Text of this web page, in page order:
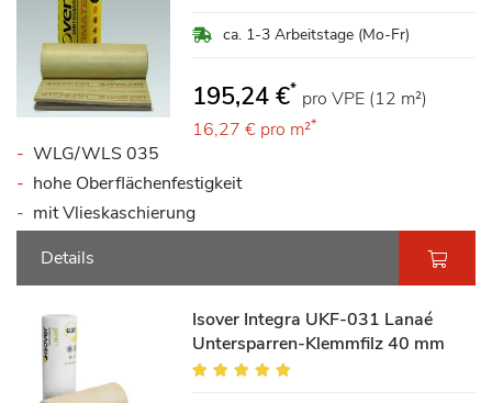
ca. 1-3 Arbeitstage (Mo-Fr)
195,24 €* pro VPE (12 m²)
16,27 € pro m²*
WLG/WLS 035
hohe Oberflächenfestigkeit
mit Vlieskaschierung
Details
Isover Integra UKF-031 Lanaé
Untersparren-Klemmfilz 40 mm
Bewertung: